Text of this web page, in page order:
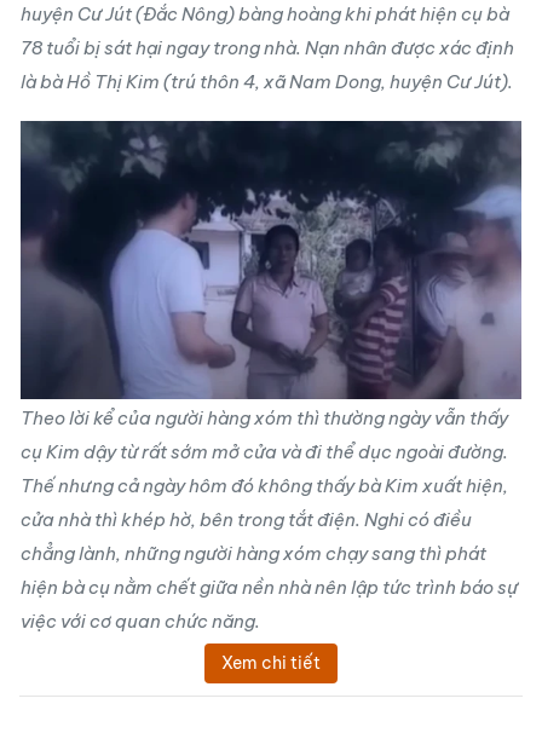
huyện Cư Jút (Đắc Nông) bàng hoàng khi phát hiện cụ bà
78 tuổi bị sát hại ngay trong nhà. Nạn nhân được xác định
là bà Hồ Thị Kim (trú thôn 4, xã Nam Dong, huyện Cư Jút).
Theo lời kể của người hàng xóm thì thường ngày vẫn thấy
cụ Kim dậy từ rất sớm mở cửa và đi thể dục ngoài đường.
Thế nhưng cả ngày hôm đó không thấy bà Kim xuất hiện,
cửa nhà thì khép hờ, bên trong tắt điện. Nghi có điều
chẳng lành, những người hàng xóm chạy sang thì phát
hiện bà cụ nằm chết giữa nền nhà nên lập tức trình báo sự
việc với cơ quan chức năng.
Xem chi tiết